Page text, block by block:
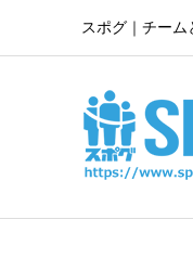
スポグ｜チー